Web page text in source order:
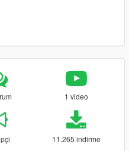
1 video
11.265 indirme